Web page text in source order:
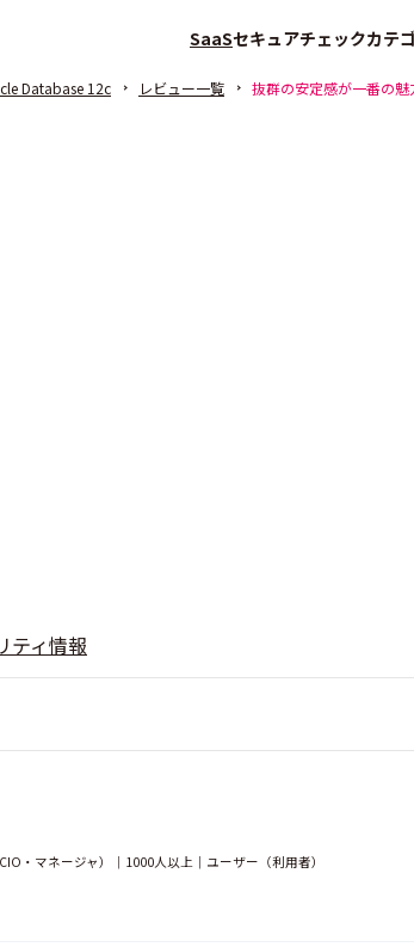
SaaSセキュアチェックカテ
Database 12c レビュー一覧 抜群の安定感が一番の魅
ティ情報
・マネージャ）｜1000人以上｜ユーザー（利用者）